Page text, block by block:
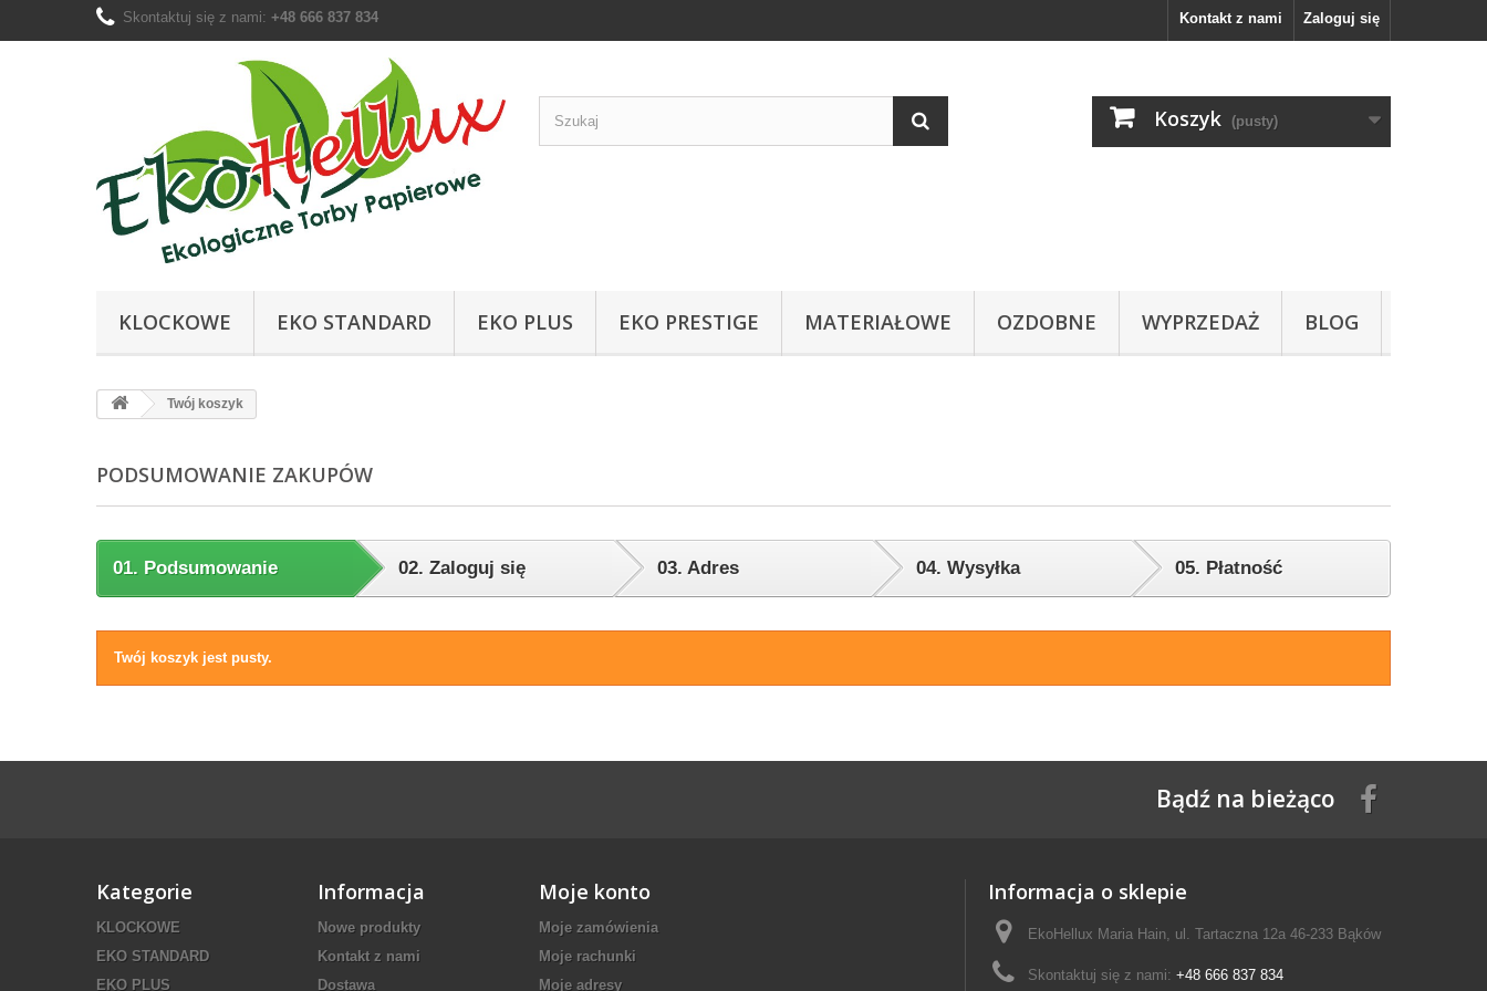
Zaloguj się
Kontakt z nami
Skontaktuj się z nami: +48 666 837 834
Koszyk (pusty)
KLOCKOWE EKO STANDARD EKO PLUS EKO PRESTIGE MATERIAŁOWE OZDOBNE WYPRZEDAŻ BLOG
Twój koszyk
PODSUMOWANIE ZAKUPÓW
01. Podsumowanie 02. Zaloguj się 03. Adres 04. Wysyłka 05. Płatność
Twój koszyk jest pusty.
Bądź na bieżąco
Kategorie
KLOCKOWE
EKO STANDARD
EKO PLUS
Informacja
Nowe produkty
Kontakt z nami
Dostawa
Moje konto
Moje zamówienia
Moje rachunki
Moje adresy
Informacja o sklepie
EkoHellux Maria Hain, ul. Tartaczna 12a 46-233 Bąków
Skontaktuj się z nami: +48 666 837 834